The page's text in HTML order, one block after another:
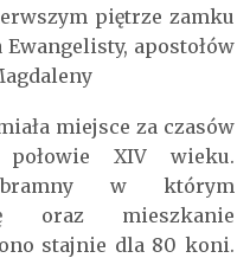
piętrze zamku
apostołów
miejsce za czasów
XIV wieku.
bramny w którym
oraz mieszkanie
stajnie dla 80 koni.